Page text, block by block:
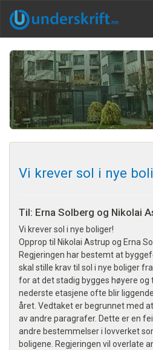
Vi krever sol i nye
Til: Erna Solberg og Nikolai
Vi krever sol i nye boliger!
Opprop til Nikolai Astrup og Erna
Regjeringen har bestemt at
skal stille krav til sol i nye boliger
for at det stadig bygges høyere og
nederste etasjene ofte blir
året. Vedtaket er begrunnet med
av andre paragrafer. Dette er en
andre bestemmelser i lovverket
boligene. Regjeringen vil overlate